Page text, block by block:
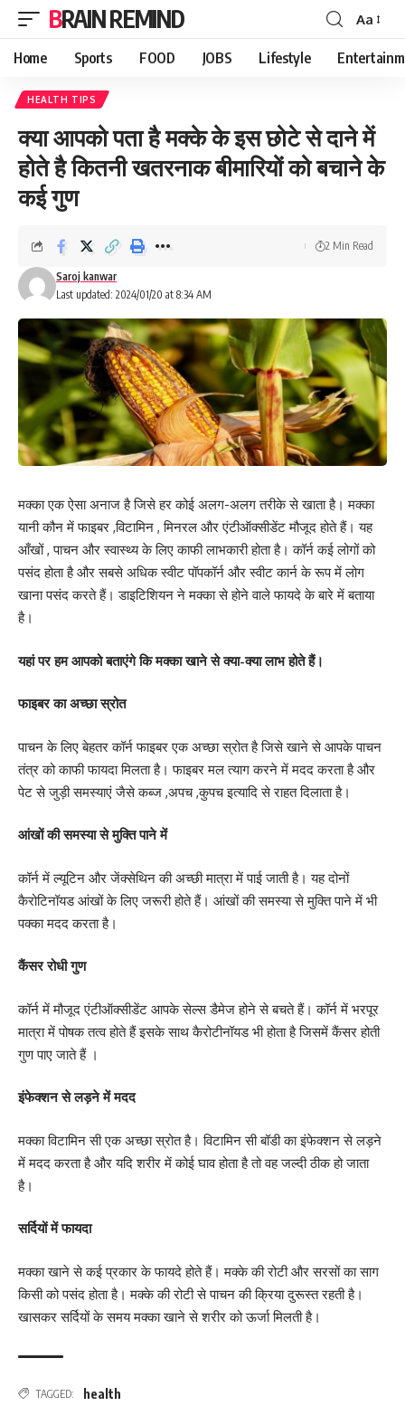
BRAIN REMIND
Font
Resizer
Aa
Home Sports FOOD JOBS Lifestyle
HEALTH TIPS
क्या आपको पता है मक्के के इस छोटे से दाने में
होते है कितनी खतरनाक बीमारियों को बचाने के
कई गुण
Last updated: 2024/01/20 at 8:34 AM
Saroj kanwar
2 Min Read
मक्का एक ऐसा अनाज है जिसे हर कोई अलग-अलग तरीके से खाता है। मक्का
यानी कौन में फाइबर ,विटामिन , मिनरल और एंटीऑक्सीडेंट मौजूद होते हैं। यह
आँखों , पाचन और स्वास्थ्य के लिए काफी लाभकारी होता है। कॉर्न कई लोगों को
पसंद होता है और सबसे अधिक स्वीट पॉपकॉर्न और स्वीट कार्न के रूप में लोग
खाना पसंद करते हैं। डाइटिशियन ने मक्का से होने वाले फायदे के बारे में बताया
है।
यहां पर हम आपको बताएंगे कि मक्का खाने से क्या-क्या लाभ होते हैं।
फाइबर का अच्छा स्रोत
पाचन के लिए बेहतर कॉर्न फाइबर एक अच्छा स्रोत है जिसे खाने से आपके पाचन
तंत्र को काफी फायदा मिलता है। फाइबर मल त्याग करने में मदद करता है और
पेट से जुड़ी समस्याएं जैसे कब्ज ,अपच ,कुपच इत्यादि से राहत दिलाता है।
आंखों की समस्या से मुक्ति पाने में
कॉर्न में ल्यूटिन और जेंक्सेथिन की अच्छी मात्रा में पाई जाती है। यह दोनों
कैरोटिनॉयड आंखों के लिए जरूरी होते हैं। आंखों की समस्या से मुक्ति पाने में भी
पक्का मदद करता है।
कैंसर रोधी गुण
कॉर्न में मौजूद एंटीऑक्सीडेंट आपके सेल्स डैमेज होने से बचते हैं। कॉर्न में भरपूर
मात्रा में पोषक तत्व होते हैं इसके साथ कैरोटीनॉयड भी होता है जिसमें कैंसर होती
गुण पाए जाते हैं ।
इंफेक्शन से लड़ने में मदद
मक्का विटामिन सी एक अच्छा स्रोत है। विटामिन सी बॉडी का इंफेक्शन से लड़ने
में मदद करता है और यदि शरीर में कोई घाव होता है तो वह जल्दी ठीक हो जाता
है।
सर्दियों में फायदा
मक्का खाने से कई प्रकार के फायदे होते हैं। मक्के की रोटी और सरसों का साग
किसी को पसंद होता है। मक्के की रोटी से पाचन की क्रिया दुरूस्त रहती है।
खासकर सर्दियों के समय मक्का खाने से शरीर को ऊर्जा मिलती है।
TAGGED: health